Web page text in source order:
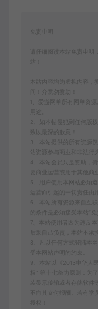
免责申明
请仔细阅读本站免责申
本站内容均为虚拟内容，
间！介意勿赞助！
1、爱游网单所有网单资
2、如本帖侵犯到任何版
致以最深的歉意！
3、本站提供的所有资源
站资源参与商业和非法行
4、本站会员只是赞助，
要商业运营或用于其他商
5、用户使用本网站必须
6、本站所有资源来自互
的条件是必须接受本站“
7、本站使用者因为违反
后果自己负责，本站不承
8、凡以任何方式登陆本
受本网站声明的约束。
9、本站以《2013中华人
权” 第十七条为原则：为
装显示传输或者存储软件
不向其支付报酬。若有学